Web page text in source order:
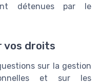
détenues par le
vos droits
sur la gestion
et sur les